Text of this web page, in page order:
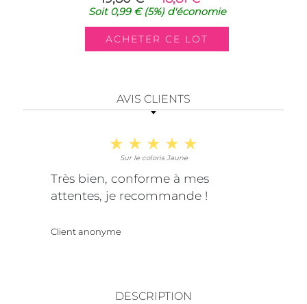
Soit0,99 €(5%)d'économie
AVIS CLIENTS
Sur le coloris Jaune
Très bien, conforme à mes
attentes, je recommande !
Client anonyme
DESCRIPTION